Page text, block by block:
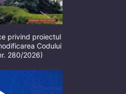
privind proiectul
Codului
280/2026)